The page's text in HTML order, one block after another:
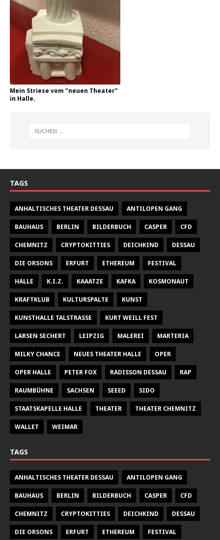
Mein Striese vom "neuen Theater"
in Halle.
TAGS
ANHALTISCHES THEATER DESSAU ANTILOPEN GANG
BAUHAUS BERLIN BILDERBUCH CASPER CFD
CHEMNITZ CRYPTOKITTIES DEICHKIND DESSAU
DIE ORSONS ERFURT ETHEREUM FESTIVAL
HALLE K.I.Z. KAAATZE KAFKA KOSMONAUT
KRAFTKLUB KULTURSPALTE KUNST
KUNSTHALLE TALSTRASSE KURT WEILL FEST
LARSEN SECHERT LEIPZIG MALEREI MARTERIA
MILKY CHANCE NEUES THEATER HALLE OPER
OPER HALLE PETER FOX RADISSON DESSAU RAP
RAUMBÜHNE SACHSEN SEEED SIDO
STAATSKAPELLE HALLE THEATER THEATER CHEMNITZ
WALLET WEIMAR
TAGS
ANHALTISCHES THEATER DESSAU ANTILOPEN GANG
BAUHAUS BERLIN BILDERBUCH CASPER CFD
CHEMNITZ CRYPTOKITTIES DEICHKIND DESSAU
DIE ORSONS ERFURT ETHEREUM FESTIVAL